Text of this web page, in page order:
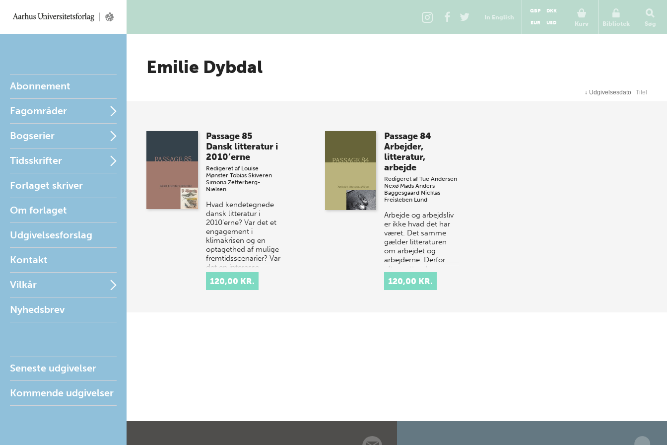
In English
Kurv
GBP
DKK
EUR
USD Bibliotek Søg
Abonnement
Fagområder
Bogserier
Tidsskrifter
Forlaget skriver
Om forlaget
Udgivelsesforslag
Kontakt
Vilkår
Nyhedsbrev
Seneste udgivelser
Kommende udgivelser
Emilie Dybdal
↓ Udgivelsesdato Titel
Passage 85
Dansk litteratur i
2010’erne
Redigeret af Louise
Mønster Tobias Skiveren
Simona Zetterberg-
Nielsen
Hvad kendetegnede
dansk litteratur i
2010’erne? Var det et
engagement i
klimakrisen og en
optagethed af mulige
fremtidsscenarier? Var
det en interesse…
120,00 KR.
Passage 84
Arbejder,
litteratur,
arbejde
Redigeret af Tue Andersen
Nexø Mads Anders
Baggesgaard Nicklas
Freisleben Lund
Arbejde og arbejdsliv
er ikke hvad det har
været. Det samme
gælder litteraturen
om arbejdet og
arbejderne. Derfor
eftersætter den nyere
forskning i li…
120,00 KR.